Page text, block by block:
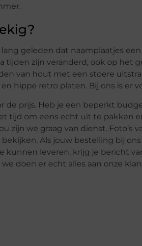
geleden dat naamplaatjes
tijden zijn veranderd, ook op het
van hout met een stoere
hippe retro platen. Bij ons is er
de prijs. Heb je een beperkt
tijd om eens echt uit te pakken
zijn we graag van dienst.
Als jouw bestelling bij
kunnen leveren, krijg je bericht
doen er echt alles aan onze